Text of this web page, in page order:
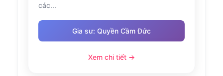
các...
Gia sư: Quyền Cầm Đức
Xem chi tiết →